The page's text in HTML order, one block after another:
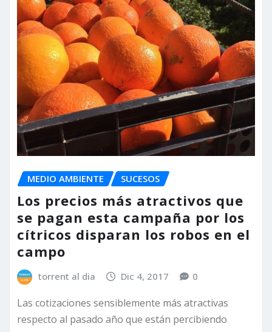
MEDIO AMBIENTE SUCESOS
Los precios más atractivos que
se pagan esta campaña por los
cítricos disparan los robos en el
campo
torrent al dia Dic 4, 2017 0
Las cotizaciones sensiblemente más atractivas
respecto al pasado año que están percibiendo